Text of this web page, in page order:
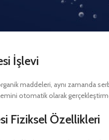
İşlevi
maddeleri, aynı
otomatik olarak
Fiziksel Özellikleri